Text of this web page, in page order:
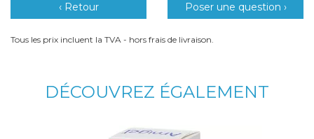
‹ Retour Poser une question ›
Tous les prix incluent la TVA - hors frais de livraison.
DÉCOUVREZ ÉGALEMENT